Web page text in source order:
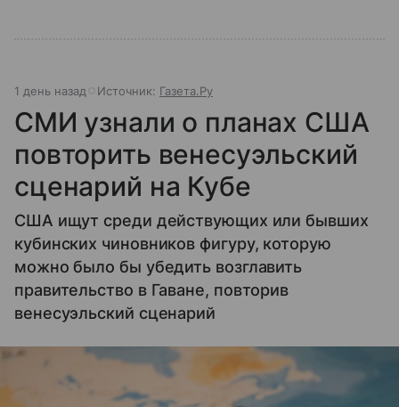
1 день назад Источник: Газета.Ру
СМИ узнали о планах США
повторить венесуэльский
сценарий на Кубе
США ищут среди действующих или бывших
кубинских чиновников фигуру, которую
можно было бы убедить возглавить
правительство в Гаване, повторив
венесуэльский сценарий